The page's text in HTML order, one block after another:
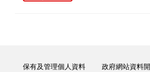
保有及管理個人資料 政府網站資料